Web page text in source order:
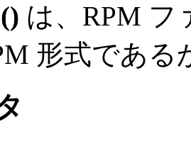
は、RPM フ
形式であ